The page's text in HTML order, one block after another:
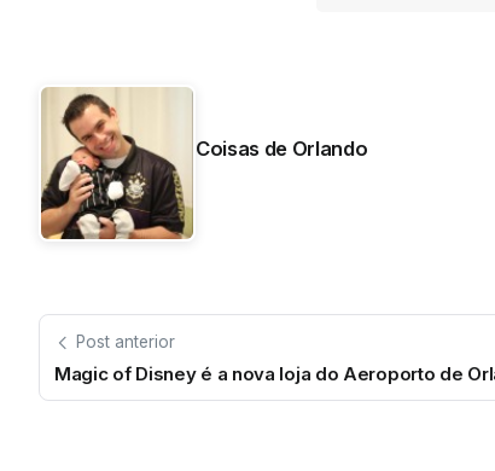
Coisas de Orlando
Post anterior
Magic of Disney é a nova loja do Aeroporto de